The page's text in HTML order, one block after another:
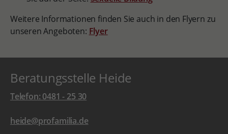
Weitere Informationen finden Sie auch in den Flyern zu
unseren Angeboten: Flyer
Beratungsstelle Heide
Telefon: 0481 - 25 30
heide@profamilia.de